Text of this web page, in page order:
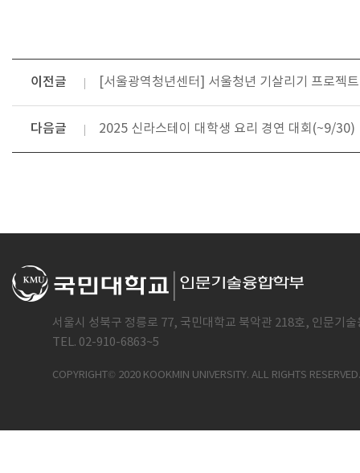
이전글 [서울광역청년센터] 서울청년 기살리기 프로젝
다음글 2025 신라스테이 대학생 요리 경연 대회(~9/30)
서울시 성북구 정릉로 77, 국민대학교 북악관 218호, 인문기
TEL. 02-910-6863~5
COPYRIGHT© 2020 KOOKMIN UNIVERSITY. ALL RIGHTS RESERVED.